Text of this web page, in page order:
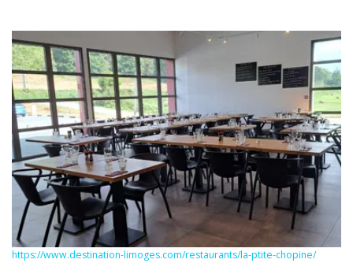
https://www.destination-limoges.com/restaurants/la-ptite-chopine/